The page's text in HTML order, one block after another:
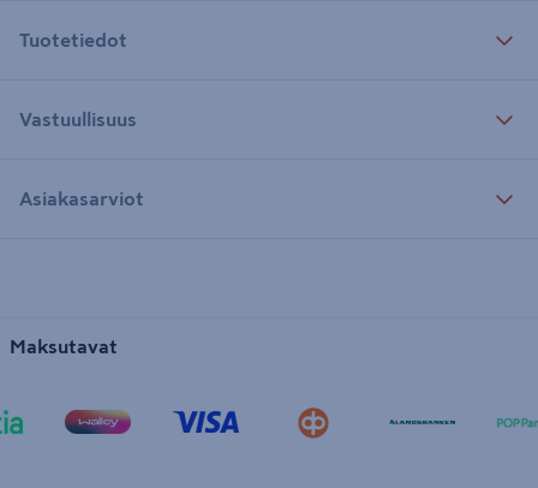
Tuotetiedot
Vastuullisuus
Asiakasarviot
Maksutavat